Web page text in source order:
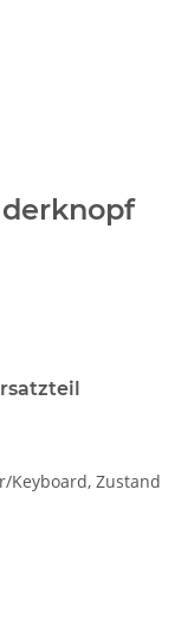
Keyboard, Zustand